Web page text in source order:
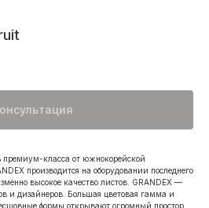
класса от южнокорейской
производится на оборудовании последнего
высокое качество листов. GRANDEX —
и дизайнеров. Большая цветовая гамма и
формы открывают огромный простор